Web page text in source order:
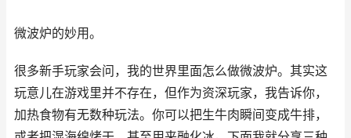
微波炉的妙用。
很多新手玩家会问，我的世界里面怎么做微波炉。其实这
玩意儿在游戏里并不存在，但作为资深玩家，我告诉你，
加热食物有无数种玩法。你可以把生牛肉瞬间变成牛排，